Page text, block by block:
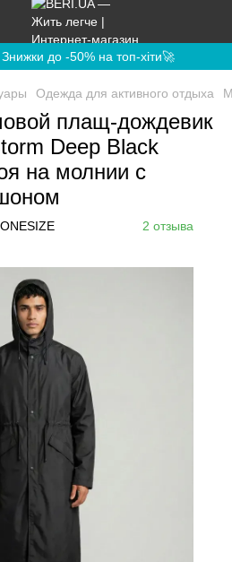
до -50% на топ-хіти🚀
Одежда для активного отдыха
плащ-дождевик
Deep Black
на молнии с
2 отзыва